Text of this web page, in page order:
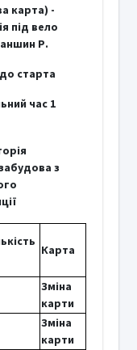
карта) -
під вело
Р.
старта
час 1
з
Карта
Зміна
карти
Зміна
карти